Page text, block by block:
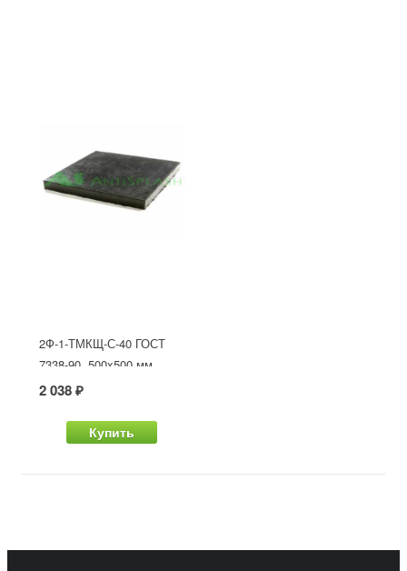
2Ф-1-ТМКЩ-С-40 ГОСТ
7338-90, 500x500 мм
2 038 ₽
Купить